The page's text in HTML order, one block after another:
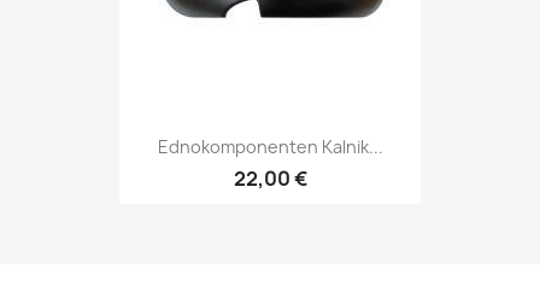
Ednokomponenten Kalnik...
22,00 €